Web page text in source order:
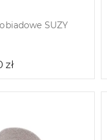
SUZY
zł